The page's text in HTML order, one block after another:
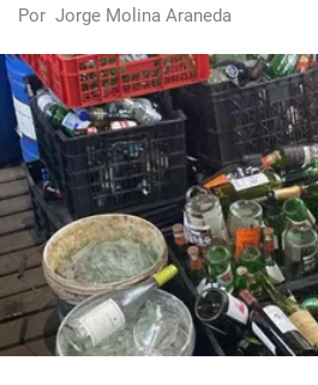
Por Jorge Molina Araneda